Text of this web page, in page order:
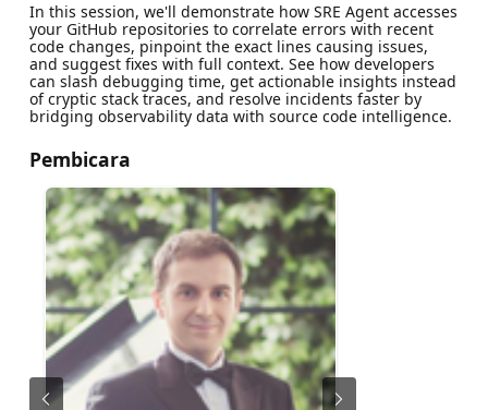
In this session, we'll demonstrate how SRE Agent accesses
your GitHub repositories to correlate errors with recent
code changes, pinpoint the exact lines causing issues,
and suggest fixes with full context. See how developers
can slash debugging time, get actionable insights instead
of cryptic stack traces, and resolve incidents faster by
bridging observability data with source code intelligence.
Pembicara